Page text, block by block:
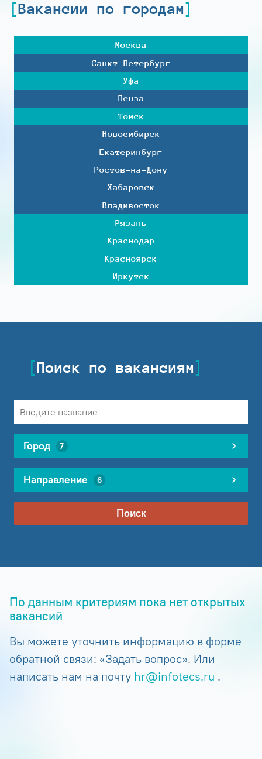
Вакансии по городам
Москва
Санкт-Петербург
Уфа
Пенза
Томск
Новосибирск
Екатеринбург
Ростов-на-Дону
Хабаровск
Владивосток
Рязань
Краснодар
Красноярск
Иркутск
Поиск по вакансиям
Город 7
Направление 6
Поиск
По данным критериям пока нет открытых
вакансий
Вы можете уточнить информацию в форме
обратной связи: «Задать вопрос». Или
написать нам на почту hr@infotecs.ru .